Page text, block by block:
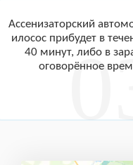
Ассенизаторский
илосос прибудет в
40 минут, либо в
оговорённое